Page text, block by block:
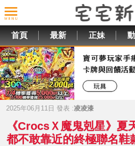
首頁 最新 正妹
2025年06月11日 發表 :凌凌漆
《CrocsＸ魔鬼剋星》夏
都不敢靠近的終極聯名鞋